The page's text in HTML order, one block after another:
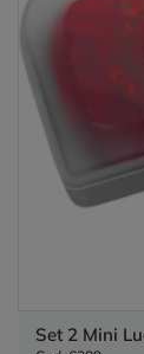
Set 2 Mini